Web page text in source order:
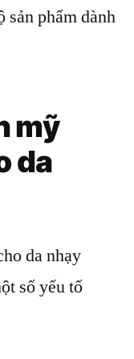
phẩm dành
mỹ
da
da nhạy
số yếu tố